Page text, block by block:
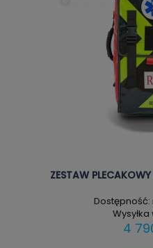
ZESTAW
Dostępność:
Wysyłka
4